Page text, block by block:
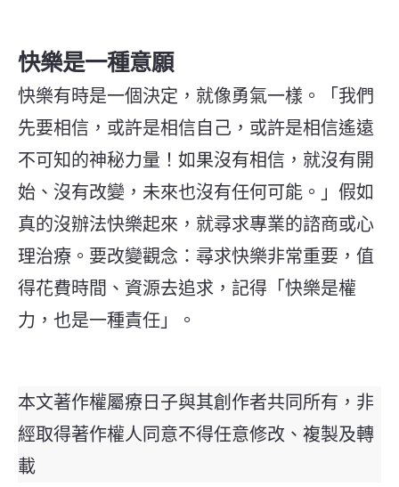
快樂是一種意願
快樂有時是一個決定，就像勇氣一樣。「我們
先要相信，或許是相信自己，或許是相信遙遠
不可知的神秘力量！如果沒有相信，就沒有開
始、沒有改變，未來也沒有任何可能。」假如
真的沒辦法快樂起來，就尋求專業的諮商或心
理治療。要改變觀念：尋求快樂非常重要，值
得花費時間、資源去追求，記得「快樂是權
力，也是一種責任」。
本文著作權屬療日子與其創作者共同所有，非
經取得著作權人同意不得任意修改、複製及轉
載